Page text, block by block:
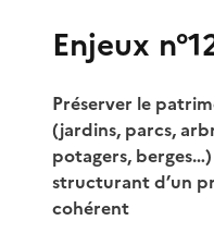
Enjeux
Préserver le
(jardins, parcs,
potagers,
structurant d’un
cohérent